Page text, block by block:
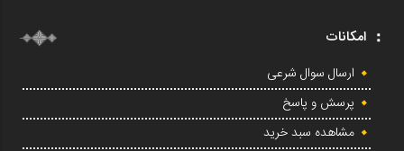
امکانات
ارسال سوال شرعی
پرسش و پاسخ
مشاهده سبد خرید